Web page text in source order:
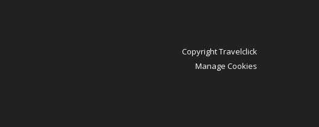
Copyright Travelclick
Manage Cookies